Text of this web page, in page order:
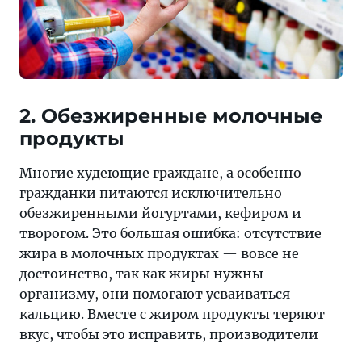
2. Обезжиренные молочные
продукты
Многие худеющие граждане, а особенно
гражданки питаются исключительно
обезжиренными йогуртами, кефиром и
творогом. Это большая ошибка: отсутствие
жира в молочных продуктах — вовсе не
достоинство, так как жиры нужны
организму, они помогают усваиваться
кальцию. Вместе с жиром продукты теряют
вкус, чтобы это исправить, производители